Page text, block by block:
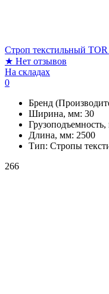
Строп текстильный
★ Нет отзывов
На складах
0
Бренд
Ширина, мм: 30
Грузоподъемность,
Длина, мм: 2500
Тип: Стропы
266